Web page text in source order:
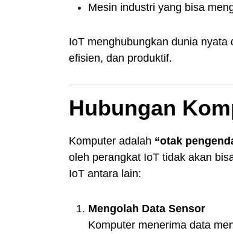
Mesin industri yang bisa
IoT menghubungkan dunia
efisien, dan produktif.
Hubungan
Komputer adalah “otak
oleh perangkat IoT tidak akan
IoT antara lain:
Mengolah Data Sensor
Komputer menerima data